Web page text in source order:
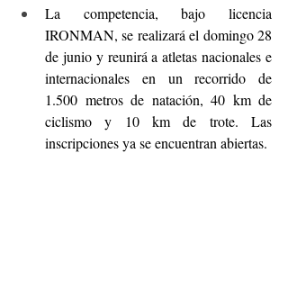
La competencia, bajo licencia
IRONMAN, se realizará el domingo 28
de junio y reunirá a atletas nacionales e
internacionales en un recorrido de
1.500 metros de natación, 40 km de
ciclismo y 10 km de trote. Las
inscripciones ya se encuentran abiertas.